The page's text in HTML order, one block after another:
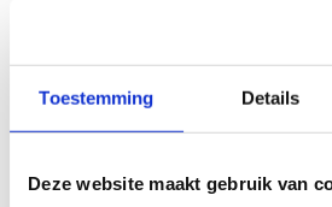
Toestemming Details
Deze website maakt gebruik van
De weg naar Parijs was niet altijd
toeschouwers kijken we vaak alleen
kwalificatie is een prestatie van